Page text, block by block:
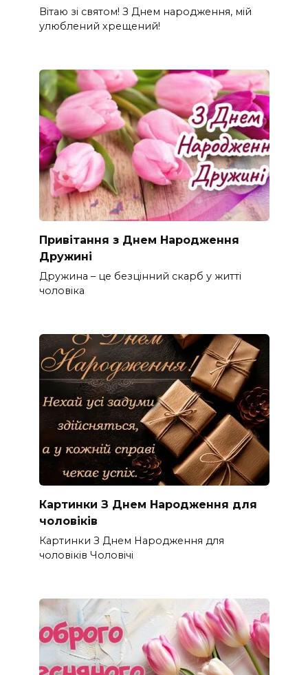
Вітаю зі святом! З Днем народження, мій
улюблений хрещений!
Привітання з Днем Народження
Дружині
Дружина – це безцінний скарб у житті
чоловіка
Картинки З Днем Народження для
чоловіків​
Картинки З Днем Народження для
чоловіків​ Чоловічі